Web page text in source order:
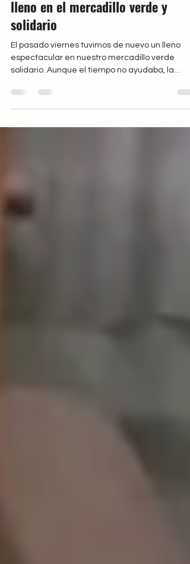
5 oct 2020 1 min de lectura
4/10/2020 El pasado viernes nuevo
lleno en el mercadillo verde y
solidario
El pasado viernes tuvimos de nuevo un lleno
gente...